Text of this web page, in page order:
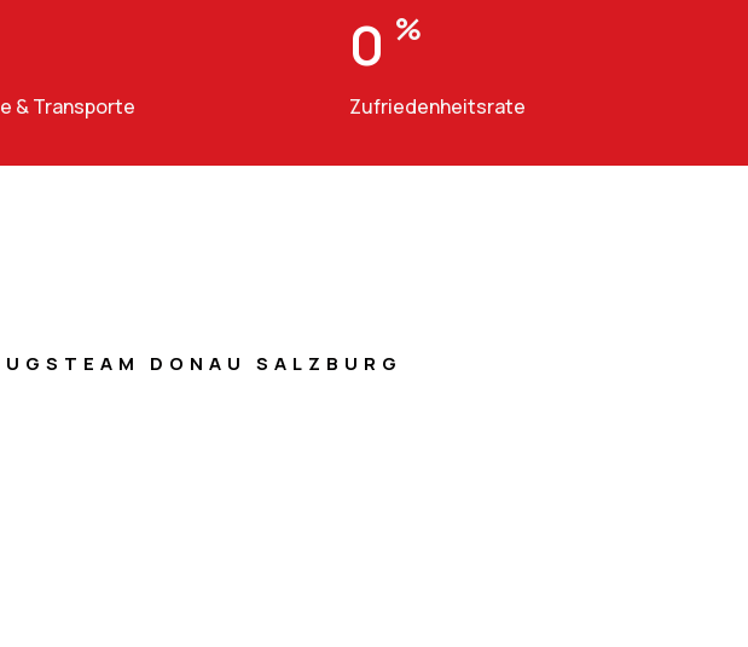
& Transporte
0 %
Zufriedenheitsrate
DONAU SALZBURG